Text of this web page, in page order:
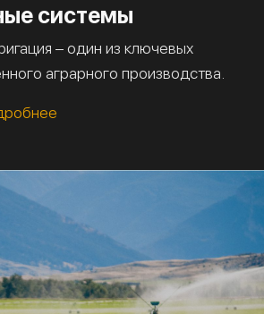
системы
– один из ключевых
аграрного производства.